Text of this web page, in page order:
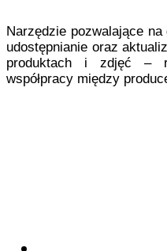
Narzędzie pozwalające
udostępnianie oraz
produktach i zdjęć –
współpracy między